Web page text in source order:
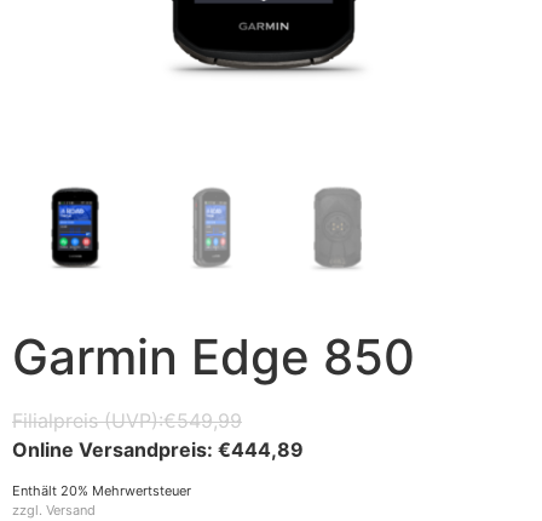
Garmin Edge 850
€549,99
€444,89
Enthält 20% Mehrwertsteuer
zzgl. Versand